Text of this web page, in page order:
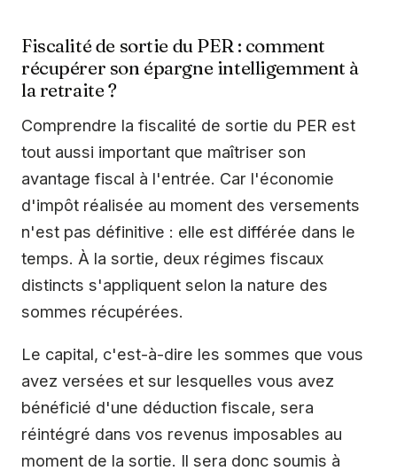
Fiscalité de sortie du PER : comment
récupérer son épargne intelligemment à
la retraite ?
Comprendre la fiscalité de sortie du PER est
tout aussi important que maîtriser son
avantage fiscal à l'entrée. Car l'économie
d'impôt réalisée au moment des versements
n'est pas définitive : elle est différée dans le
temps. À la sortie, deux régimes fiscaux
distincts s'appliquent selon la nature des
sommes récupérées.
Le capital, c'est-à-dire les sommes que vous
avez versées et sur lesquelles vous avez
bénéficié d'une déduction fiscale, sera
réintégré dans vos revenus imposables au
moment de la sortie. Il sera donc soumis à